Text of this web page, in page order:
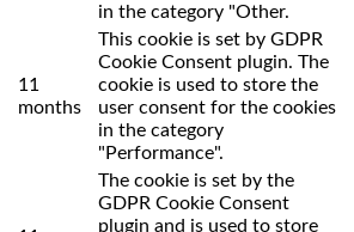
in the category "Other.
11
months
This cookie is set by GDPR
Cookie Consent plugin. The
cookie is used to store the
user consent for the cookies
in the category
"Performance".
The cookie is set by the
GDPR Cookie Consent
plugin and is used to store